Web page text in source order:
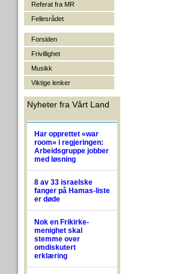
Referat fra MR
Fellesrådet
Forsiden
Frivillighet
Musikk
Viktige lenker
Nyheter fra Vårt Land
Har opprettet «war
room» i regjeringen:
Arbeidsgruppe jobber
med løsning
8 av 33 israelske
fanger på Hamas-liste
er døde
Nok en Frikirke-
menighet skal
stemme over
omdiskutert
erklæring